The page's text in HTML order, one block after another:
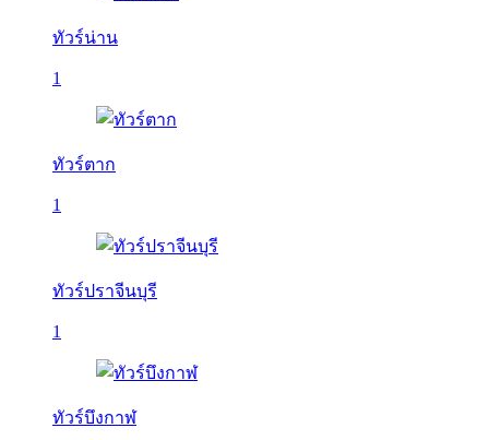
ทัวร์น่าน
1
ทัวร์ตาก
1
ทัวร์ปราจีนบุรี
1
ทัวร์บึงกาฬ